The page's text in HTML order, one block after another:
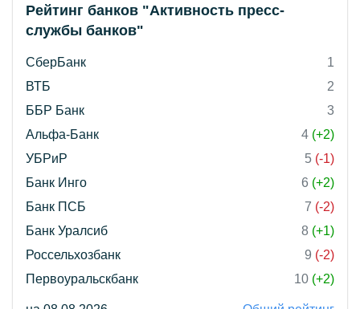
Рейтинг банков "Активность пресс-
службы банков"
СберБанк
1
ВТБ
2
ББР Банк
3
Альфа-Банк
4 (+2)
УБРиР
5 (-1)
Банк Инго
6 (+2)
Банк ПСБ
7 (-2)
Банк Уралсиб
8 (+1)
Россельхозбанк
9 (-2)
Первоуральскбанк
10 (+2)